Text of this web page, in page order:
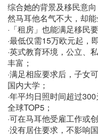
综合她的背景及移民意
然马耳他名气不大，却
·「租房」也能满足移民
·最低仅需15万欧元起，
·英式教育环境，公立、
丰富；
·满足相应要求后，子女
国内大学；
·年平均日照时间超过
全球TOP5；
·可在马耳他受雇工作或
·没有居住要求，不影